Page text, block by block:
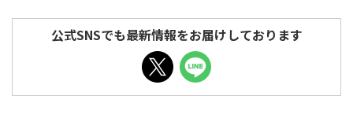
公式SNSでも最新情報をお届けしております